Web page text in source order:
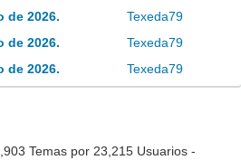
de 2026.
Texeda79
de 2026.
Texeda79
de 2026.
Texeda79
Temas por 23,215 Usuarios -